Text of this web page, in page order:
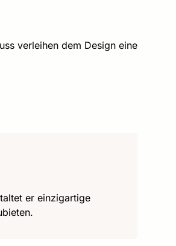
verleihen dem Design eine
er einzigartige